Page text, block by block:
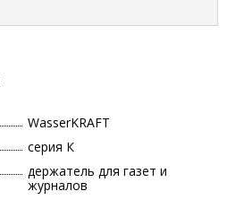
WasserKRAFT
серия К
держатель для газет и
журналов